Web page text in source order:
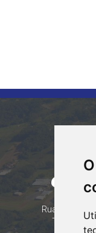
Rua
Telefone: